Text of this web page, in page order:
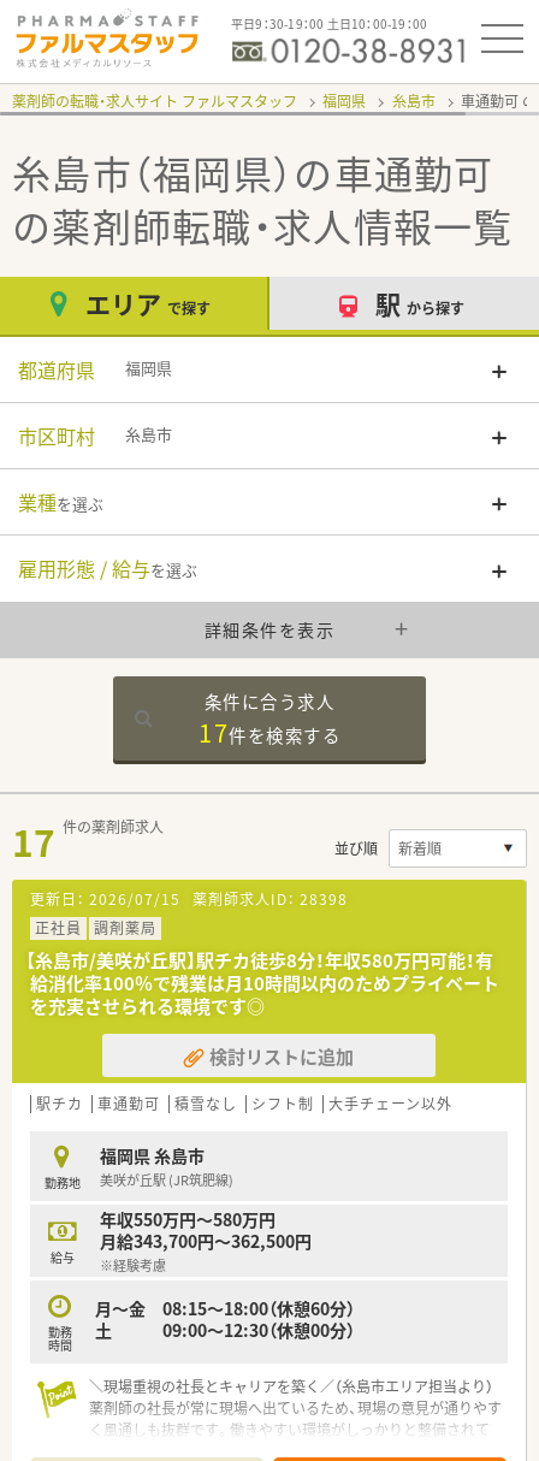
平日9：30-19：00 土日10：00-19：00
薬剤師の転職・求人サイト ファルマスタッフ 福岡県 糸島市 車通勤可
糸島市（福岡県）の車通勤可
の薬剤師転職・求人情報一覧
エリア で探す 駅 から探す
都道府県 福岡県
市区町村 糸島市
業種を選ぶ
雇用形態 / 給与を選ぶ
詳細条件を表示
条件に合う求人
17件を検索する
17 件の薬剤師求人
並び順
更新日： 2026/07/15 薬剤師求人ID： 28398
正社員
調剤薬局
【糸島市/美咲が丘駅】駅チカ徒歩8分！年収580万円可能！有
給消化率100％で残業は月10時間以内のためプライベート
を充実させられる環境です◎
検討リストに追加
駅チカ 車通勤可 積雪なし シフト制 大手チェーン以外
勤務地
福岡県 糸島市
美咲が丘駅 (JR筑肥線)
給与
年収550万円～580万円
月給343,700円～362,500円
※経験考慮
勤務
時間
月～金 08:15～18:00（休憩60分）
土 09:00～12:30（休憩00分）
＼現場重視の社長とキャリアを築く／（糸島市エリア担当より）
薬剤師の社長が常に現場へ出ているため、現場の意見が通りやす
く風通しも抜群です。働きやすい環境がしっかりと整備されて